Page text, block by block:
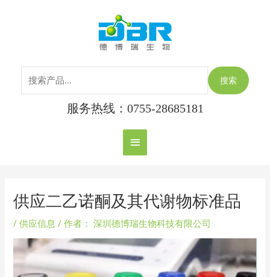
主
菜
单
搜索
服务热线：0755-28685181
供应二乙诺酮及其代谢物标准品
/供应信息 / 作者： 深圳德博瑞生物科技有限公司